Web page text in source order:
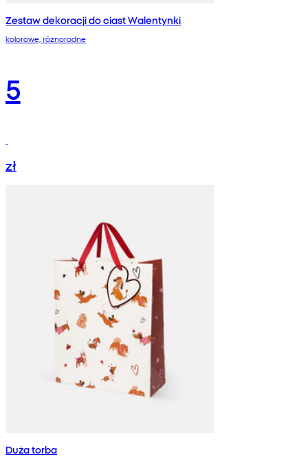
Zestaw dekoracji do ciast Walentynki
kolorowe, róznorodne
5
zł
Duża torba